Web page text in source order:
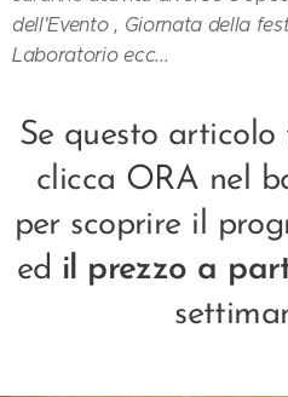
dell'Evento , Giornata della
Laboratorio ecc...
Se questo
clicca ORA nel
per scoprire il
ed il prezzo a